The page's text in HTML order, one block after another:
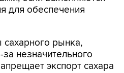
для обеспечения
сахарного рынка,
незначительного
экспорт сахара